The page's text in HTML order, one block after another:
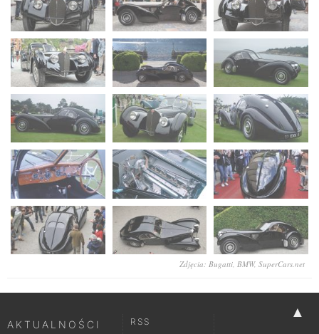
Zdjęcia: Bugatti, BMW, SuperCars.net
▲
AKTUALNOŚCI
RSS